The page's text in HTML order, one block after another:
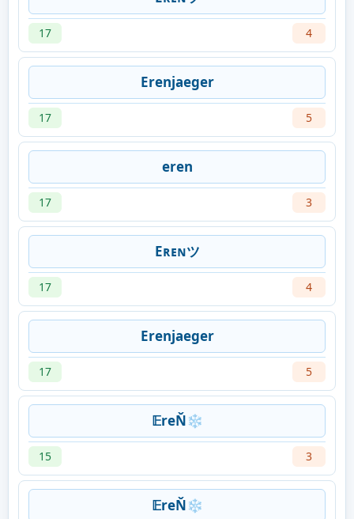
17 4
Erenjaeger
17 5
eren
17 3
Eʀᴇɴツ
17 4
Erenjaeger
17 5
𝔼reŇ❄
15 3
𝔼reŇ❄